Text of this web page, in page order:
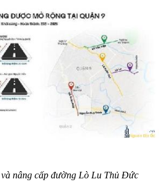
nâng cấp đường Lò Lu Thủ Đức